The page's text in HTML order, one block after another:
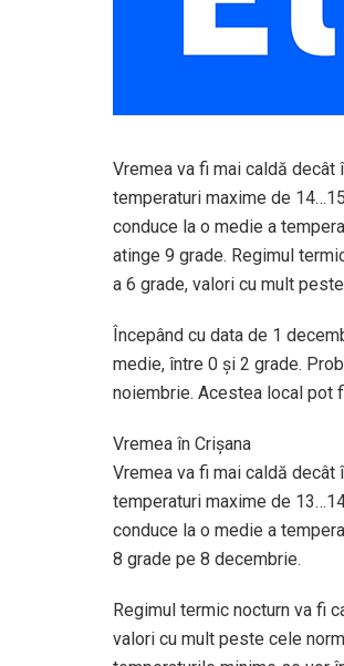
Vremea va fi mai caldă
temperaturi maxime de
conduce la o medie a
atinge 9 grade. Regimul
a 6 grade, valori cu mult
Începând cu data de 1
medie, între 0 și 2 grade.
noiembrie. Acestea local pot
Vremea în Crişana
Vremea va fi mai caldă
temperaturi maxime de
conduce la o medie a
8 grade pe 8 decembrie.
Regimul termic nocturn va fi
valori cu mult peste cele